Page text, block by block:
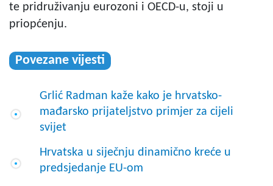
te pridruživanju eurozoni i OECD-u, stoji u
priopćenju.
Povezane vijesti
Grlić Radman kaže kako je hrvatsko-
mađarsko prijateljstvo primjer za cijeli
svijet
Hrvatska u siječnju dinamično kreće u
predsjedanje EU-om